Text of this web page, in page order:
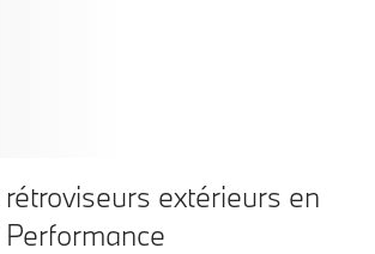
extérieurs en